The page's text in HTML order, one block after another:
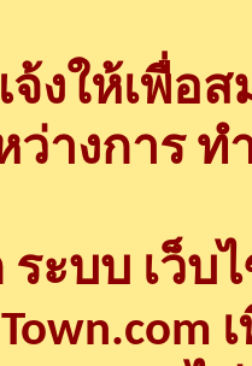
งให้เพื่อ
ว่างการ ท
ะบบ เว็บ